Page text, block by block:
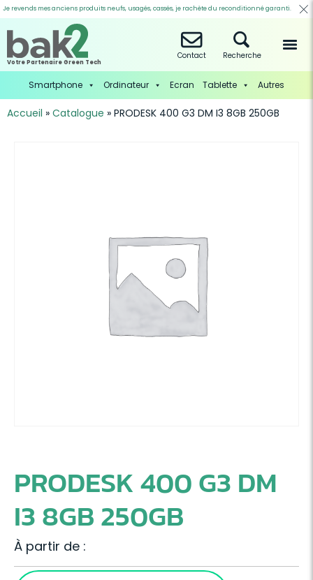
Je revends mes anciens produits neufs, usagés, cassés, je rachète du reconditionné garanti.
Votre Partenaire Green Tech
Contact Recherche
Smartphone Ordinateur Ecran Tablette Autres
Accueil » Catalogue » PRODESK 400 G3 DM I3 8GB 250GB
PRODESK 400 G3 DM
I3 8GB 250GB
À partir de :